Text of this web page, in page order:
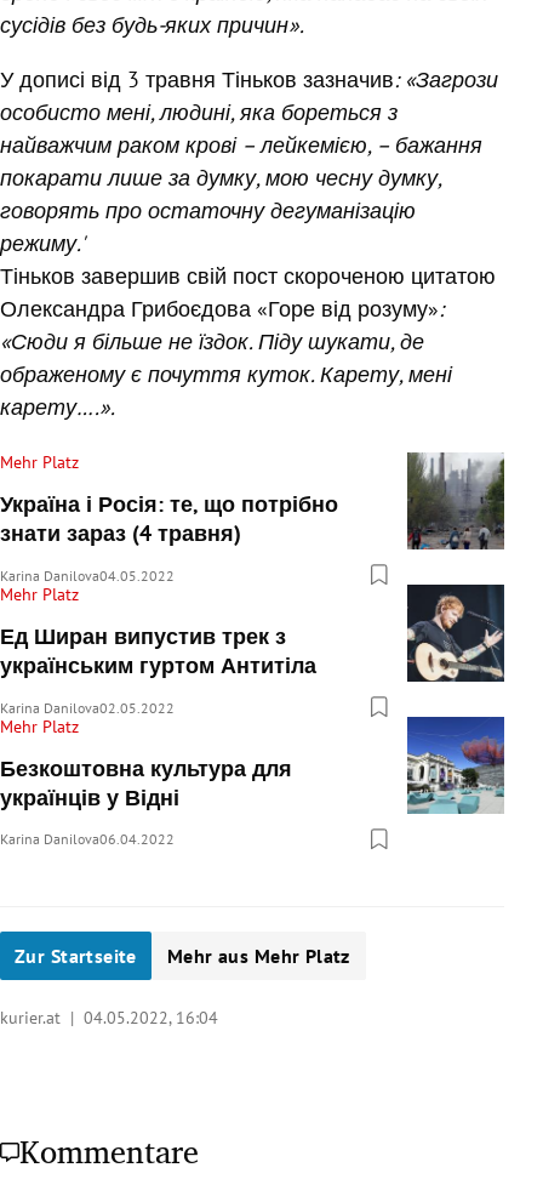
сусідів без будь-яких причин».
У дописі від 3 травня Тіньков зазначив: «Загрози
особисто мені, людині, яка бореться з
найважчим раком крові – лейкемією, – бажання
покарати лише за думку, мою чесну думку,
говорять про остаточну дегуманізацію
режиму.'
Тіньков завершив свій пост скороченою цитатою
Олександра Грибоєдова «Горе від розуму»:
«Сюди я більше не їздок. Піду шукати, де
ображеному є почуття куток. Карету, мені
карету….».
Mehr Platz
Україна і Росія: те, що потрібно
знати зараз (4 травня)
Karina Danilova04.05.2022
Mehr Platz
Ед Ширан випустив трек з
українським гуртом Антитіла
Karina Danilova02.05.2022
Mehr Platz
Безкоштовна культура для
українців у Відні
Karina Danilova06.04.2022
Zur Startseite Mehr aus Mehr Platz
kurier.at | 04.05.2022, 16:04
Kommentare